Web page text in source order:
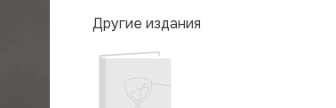
рассказывает обо всем пережитом
радостях и трудностях, друзьях и
ними в эти непростые времена. С
Другие издания